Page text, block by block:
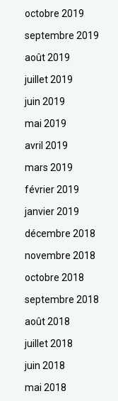
octobre 2019
septembre 2019
août 2019
juillet 2019
juin 2019
mai 2019
avril 2019
mars 2019
février 2019
janvier 2019
décembre 2018
novembre 2018
octobre 2018
septembre 2018
août 2018
juillet 2018
juin 2018
mai 2018